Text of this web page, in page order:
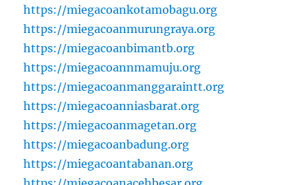
https://miegacoankotamobagu.org
https://miegacoanmurungraya.org
https://miegacoanbimantb.org
https://miegacoannmamuju.org
https://miegacoanmanggaraintt.org
https://miegacoanniasbarat.org
https://miegacoanmagetan.org
https://miegacoanbadung.org
https://miegacoantabanan.org